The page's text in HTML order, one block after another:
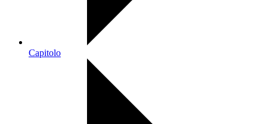
Capitolo